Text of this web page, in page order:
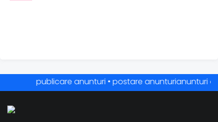
publicare anunturi • postare anunturianunturi